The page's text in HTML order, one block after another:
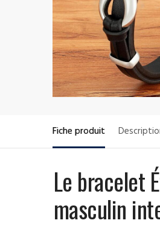
Fiche produit
Le bracelet
masculin